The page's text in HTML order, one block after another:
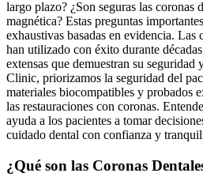
largo plazo? ¿Son seguras las coronas
magnética? Estas preguntas
exhaustivas basadas en evidencia. Las
han utilizado con éxito durante
extensas que demuestran su
Clinic, priorizamos la seguridad del
materiales biocompatibles y probados
las restauraciones con coronas.
ayuda a los pacientes a tomar
cuidado dental con confianza y
¿Qué son las Coronas